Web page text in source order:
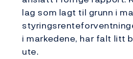
lag som lagt til grunn i
i markedene, har falt litt
ute.